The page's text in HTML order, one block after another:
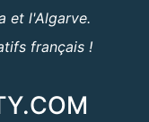
et l'Algarve.
français !